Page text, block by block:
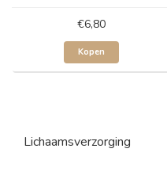
€6,80
Kopen
Lichaamsverzorging